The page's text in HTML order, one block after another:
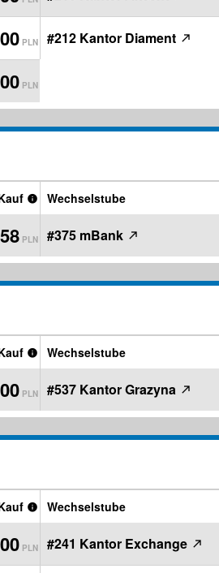
PLN
PLN
#212 Kantor Diament
PLN
Wechselstube
#375 mBank
PLN
Wechselstube
#537 Kantor Grazyna
PLN
Wechselstube
#241 Kantor Exchange